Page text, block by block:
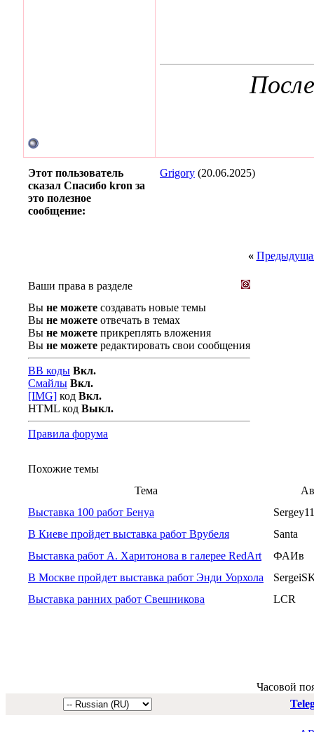
Этот пользователь
сказал Спасибо kron за
это полезное
сообщение:
Grigory (20.06.2025)
«
Ваши права в разделе
Вы не можете создавать новые темы
Вы не можете отвечать в темах
Вы не можете прикреплять вложения
Вы не можете редактировать свои сообщения
BB коды Вкл.
Смайлы Вкл.
[IMG] код Вкл.
HTML код Выкл.
Правила форума
Похожие темы
Тема
Выставка 100 работ Бенуа
Sergey11
В Киеве пройдет выставка работ Врубеля
Santa
Выставка работ А. Харитонова в галерее RedArt
ФАИв
В Москве пройдет выставка работ Энди Уорхола
Выставка ранних работ Свешникова
LCR
Часовой